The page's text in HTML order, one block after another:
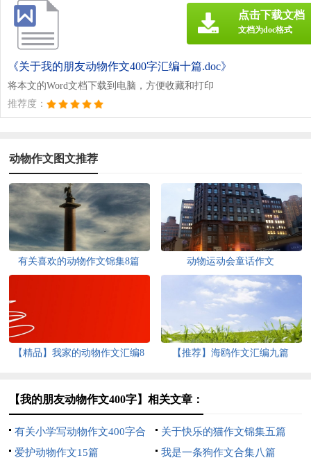
《关于我的朋友动物作文400字汇编十篇.doc》
将本文的Word文档下载到电脑，方便收藏和打印
推荐度：
点击下载文档
文档为doc格式
动物作文图文推荐
有关喜欢的动物作文锦集8篇 动物运动会童话作文
【精品】我家的动物作文汇编8
【推荐】海鸥作文汇编九篇
【我的朋友动物作文400字】相关文章：
有关小学写动物作文400字合
集七篇
关于快乐的猫作文锦集五篇
爱护动物作文15篇
我是一条狗作文合集八篇